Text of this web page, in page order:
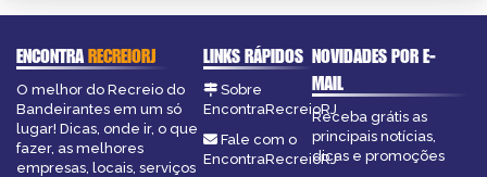
ENCONTRARECREIORJ
O melhor do Recreio do
Bandeirantes em um só
lugar! Dicas, onde ir, o que
fazer, as melhores
empresas, locais, serviços
LINKS RÁPIDOS
Sobre
EncontraRecreioRJ
Fale com o
EncontraRecreioRJ
NOVIDADES POR E-
MAIL
Receba grátis as
principais notícias,
dicas e promoções